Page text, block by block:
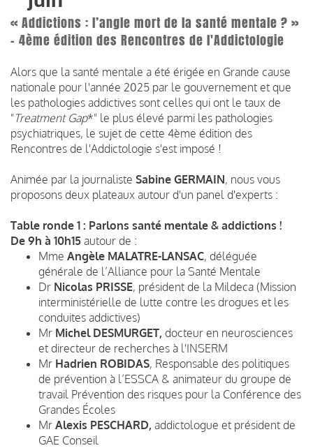
« Addictions : l’angle mort de la santé mentale ? »
- 4ème édition des Rencontres de l'Addictologie
Alors que la santé mentale a été érigée en Grande cause
nationale pour l'année 2025 par le gouvernement et que
les pathologies addictives sont celles qui ont le taux de
" Treatment Gap*" le plus élevé parmi les pathologies
psychiatriques, le sujet de cette 4ème édition des
Rencontres de l'Addictologie s'est imposé !
Animée par la journaliste Sabine GERMAIN, nous vous
proposons deux plateaux autour d'un panel d'experts :
Table ronde 1 : Parlons santé mentale & addictions !
De 9h à 10h15 autour de :
Mme Angèle MALATRE-LANSAC, déléguée
générale de l’Alliance pour la Santé Mentale
Dr Nicolas PRISSE, président de la Mildeca (Mission
interministérielle de lutte contre les drogues et les
conduites addictives)
Mr Michel DESMURGET, docteur en neurosciences
et directeur de recherches à l'INSERM
Mr Hadrien ROBIDAS, Responsable des politiques
de prévention à l’ESSCA & animateur du groupe de
travail Prévention des risques pour la Conférence des
Grandes Écoles
Mr Alexis PESCHARD, addictologue et président de
GAE Conseil